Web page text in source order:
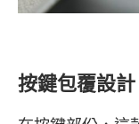
按鍵包覆設計